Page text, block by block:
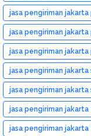
jasa pengiriman
jasa pengiriman
jasa pengiriman
jasa pengiriman
jasa pengiriman jakarta
jasa pengiriman
jasa pengiriman